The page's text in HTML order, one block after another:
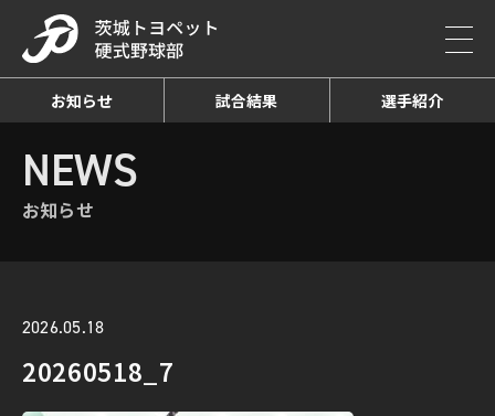
お知らせ 試合結果 選手紹介
HOME お知らせ詳細
NEWS
お知らせ
2026.05.18
20260518_7